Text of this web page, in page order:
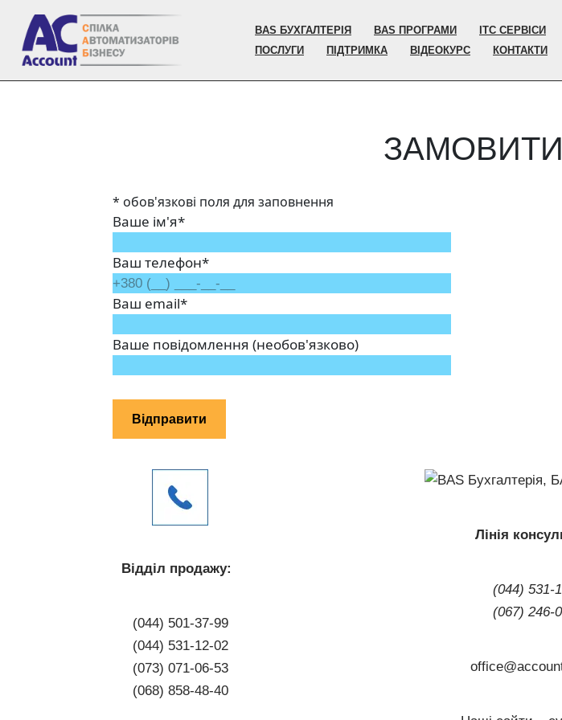
Перейти
до
вмісту
BAS БУХГАЛТЕРІЯ BAS ПРОГРАМИ ІТС СЕРВІСИ
ПОСЛУГИ
ПІДТРИМКА ВІДЕОКУРС КОНТАКТИ
* обов'язкові поля для заповнення
Ваше ім'я*
Ваш телефон*
Ваш email*
Ваше повідомлення (необов'язково)
Відділ продажу:
(044) 501-37-99
(044) 531-12-02
(073) 071-06-53
(068) 858-48-40
Лінія
(044) 531-
(067) 246-